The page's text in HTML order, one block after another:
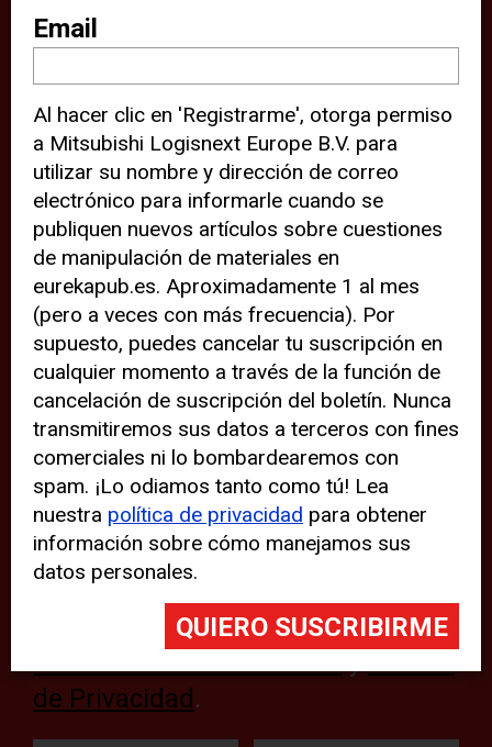
sitio web (por ejemplo, ofreciéndole
información de ubicación). Estas
terceras partes también definen
cookies en su dispositivo y pueden
rastrear su comportamiento en
internet. Al hacer clic en “Aceptar”,
significa que está de acuerdo con el
uso de cookies analíticas y de
terceros para tener una experiencia
óptima en nuestro sitio web. Si
elige “Declinar” el uso de cookies
analíticas y de terceros, evitará que
terceras partes rastreen su
comportamiento en nuestro sitio
web, aunque pueden aparecer
problemas técnicos con el sitio
web. Para obtener más
información, lea nuestra
de Privacidad .
Email
Al hacer clic en 'Registrarme', otorga permiso
a Mitsubishi Logisnext Europe B.V. para
utilizar su nombre y dirección de correo
electrónico para informarle cuando se
publiquen nuevos artículos sobre cuestiones
de manipulación de materiales en
eurekapub.es. Aproximadamente 1 al mes
(pero a veces con más frecuencia). Por
supuesto, puedes cancelar tu suscripción en
cualquier momento a través de la función de
cancelación de suscripción del boletín. Nunca
transmitiremos sus datos a terceros con fines
comerciales ni lo bombardearemos con
spam. ¡Lo odiamos tanto como tú! Lea
nuestra política de privacidad para obtener
información sobre cómo manejamos sus
datos personales.